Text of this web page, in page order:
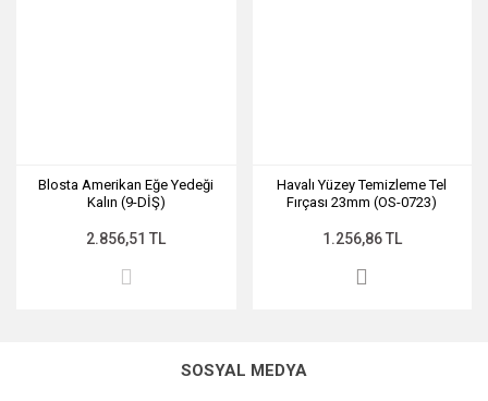
Blosta Amerikan Eğe Yedeği
Kalın (9-DİŞ)
2.856,51 TL
Havalı Yüzey Temizleme Tel
Fırçası 23mm (OS-0723)
1.256,86 TL
SOSYAL MEDYA